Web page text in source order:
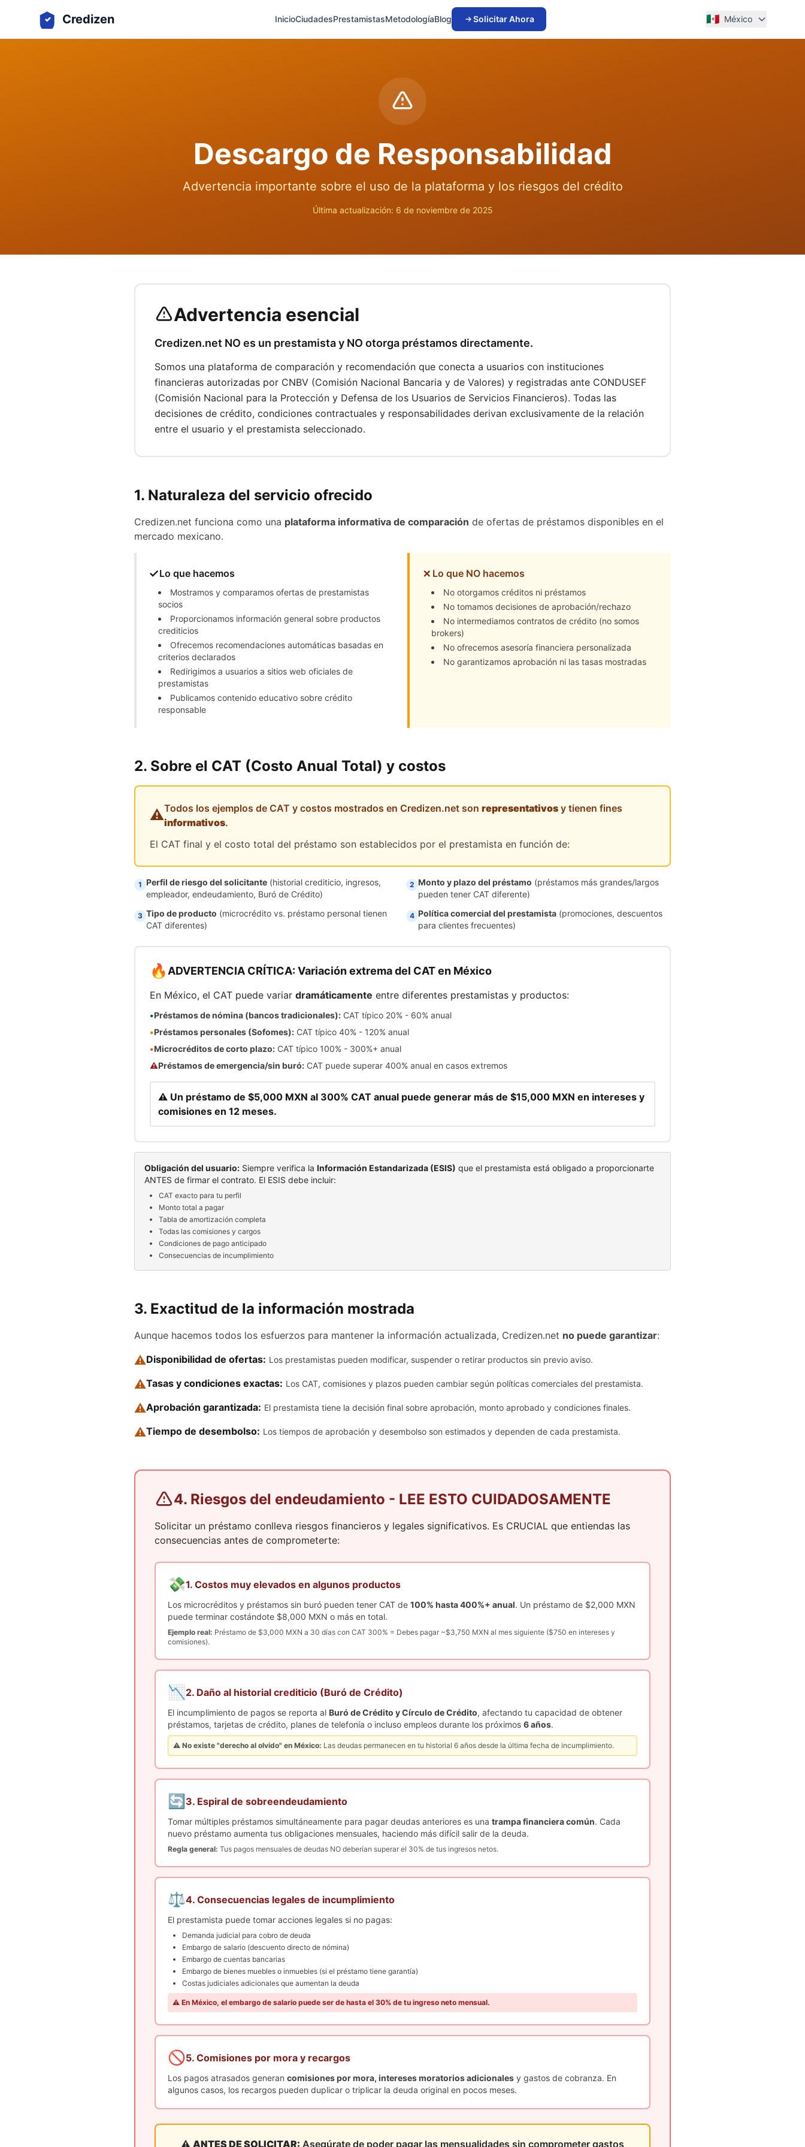
Credizen InicioCiudadesPrestamistasMetodologíaBlog Solicitar Ahora 🇲🇽 México
Descargo de Responsabilidad
Advertencia importante sobre el uso de la plataforma y los riesgos del crédito
Última actualización: 6 de noviembre de 2025
Advertencia esencial
Credizen.net NO es un prestamista y NO otorga préstamos directamente.
Somos una plataforma de comparación y recomendación que conecta a usuarios con instituciones
financieras autorizadas por CNBV (Comisión Nacional Bancaria y de Valores) y registradas ante CONDUSEF
(Comisión Nacional para la Protección y Defensa de los Usuarios de Servicios Financieros). Todas las
decisiones de crédito, condiciones contractuales y responsabilidades derivan exclusivamente de la relación
entre el usuario y el prestamista seleccionado.
1. Naturaleza del servicio ofrecido
Credizen.net funciona como una plataforma informativa de comparación de ofertas de préstamos disponibles en el
mercado mexicano.
✓Lo que hacemos
Mostramos y comparamos ofertas de prestamistas
socios
Proporcionamos información general sobre productos
crediticios
Ofrecemos recomendaciones automáticas basadas en
criterios declarados
Redirigimos a usuarios a sitios web oficiales de
prestamistas
Publicamos contenido educativo sobre crédito
responsable
✗ Lo que NO hacemos
No otorgamos créditos ni préstamos
No tomamos decisiones de aprobación/rechazo
No intermediamos contratos de crédito (no somos
brokers)
No ofrecemos asesoría financiera personalizada
No garantizamos aprobación ni las tasas mostradas
2. Sobre el CAT (Costo Anual Total) y costos
⚠️Todos los ejemplos de CAT y costos mostrados en Credizen.net son representativos y tienen fines
informativos.
El CAT final y el costo total del préstamo son establecidos por el prestamista en función de:
1 Perfil de riesgo del solicitante (historial crediticio, ingresos,
empleador, endeudamiento, Buró de Crédito)
2 Monto y plazo del préstamo (préstamos más grandes/largos
pueden tener CAT diferente)
3 Tipo de producto (microcrédito vs. préstamo personal tienen
CAT diferentes)
4 Política comercial del prestamista (promociones, descuentos
para clientes frecuentes)
🔥 ADVERTENCIA CRÍTICA: Variación extrema del CAT en México
En México, el CAT puede variar dramáticamente entre diferentes prestamistas y productos:
•Préstamos de nómina (bancos tradicionales): CAT típico 20% - 60% anual
•Préstamos personales (Sofomes): CAT típico 40% - 120% anual
•Microcréditos de corto plazo: CAT típico 100% - 300%+ anual
⚠️Préstamos de emergencia/sin buró: CAT puede superar 400% anual en casos extremos
⚠️ Un préstamo de $5,000 MXN al 300% CAT anual puede generar más de $15,000 MXN en intereses y
comisiones en 12 meses.
Obligación del usuario: Siempre verifica la Información Estandarizada (ESIS) que el prestamista está obligado a proporcionarte
ANTES de firmar el contrato. El ESIS debe incluir:
CAT exacto para tu perfil
Monto total a pagar
Tabla de amortización completa
Todas las comisiones y cargos
Condiciones de pago anticipado
Consecuencias de incumplimiento
3. Exactitud de la información mostrada
Aunque hacemos todos los esfuerzos para mantener la información actualizada, Credizen.net no puede garantizar:
⚠️Disponibilidad de ofertas: Los prestamistas pueden modificar, suspender o retirar productos sin previo aviso.
⚠️Tasas y condiciones exactas: Los CAT, comisiones y plazos pueden cambiar según políticas comerciales del prestamista.
⚠️Aprobación garantizada: El prestamista tiene la decisión final sobre aprobación, monto aprobado y condiciones finales.
⚠️Tiempo de desembolso: Los tiempos de aprobación y desembolso son estimados y dependen de cada prestamista.
4. Riesgos del endeudamiento - LEE ESTO CUIDADOSAMENTE
Solicitar un préstamo conlleva riesgos financieros y legales significativos. Es CRUCIAL que entiendas las
consecuencias antes de comprometerte:
💸1. Costos muy elevados en algunos productos
Los microcréditos y préstamos sin buró pueden tener CAT de 100% hasta 400%+ anual. Un préstamo de $2,000 MXN
puede terminar costándote $8,000 MXN o más en total.
Ejemplo real: Préstamo de $3,000 MXN a 30 días con CAT 300% = Debes pagar ~$3,750 MXN al mes siguiente ($750 en intereses y
comisiones).
📉2. Daño al historial crediticio (Buró de Crédito)
El incumplimiento de pagos se reporta al Buró de Crédito y Círculo de Crédito, afectando tu capacidad de obtener
préstamos, tarjetas de crédito, planes de telefonía o incluso empleos durante los próximos 6 años.
⚠️ No existe "derecho al olvido" en México: Las deudas permanecen en tu historial 6 años desde la última fecha de incumplimiento.
🔄 3. Espiral de sobreendeudamiento
Tomar múltiples préstamos simultáneamente para pagar deudas anteriores es una trampa financiera común. Cada
nuevo préstamo aumenta tus obligaciones mensuales, haciendo más difícil salir de la deuda.
Regla general: Tus pagos mensuales de deudas NO deberían superar el 30% de tus ingresos netos.
⚖️4. Consecuencias legales de incumplimiento
El prestamista puede tomar acciones legales si no pagas:
Demanda judicial para cobro de deuda
Embargo de salario (descuento directo de nómina)
Embargo de cuentas bancarias
Embargo de bienes muebles o inmuebles (si el préstamo tiene garantía)
Costas judiciales adicionales que aumentan la deuda
⚠️ En México, el embargo de salario puede ser de hasta el 30% de tu ingreso neto mensual.
🚫5. Comisiones por mora y recargos
Los pagos atrasados generan comisiones por mora, intereses moratorios adicionales y gastos de cobranza. En
algunos casos, los recargos pueden duplicar o triplicar la deuda original en pocos meses.
⚠️ ANTES DE SOLICITAR: Asegúrate de poder pagar las mensualidades sin comprometer gastos